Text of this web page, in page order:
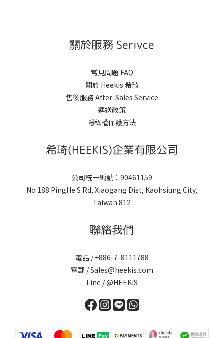
關於服務 Serivce
常見問題 FAQ
關於 Heekis 希琦
售後服務 After-Sales Service
運送政策
隱私權保護方法
希琦(HEEKIS)企業有限公司
公司統一編號：90461159
No 188 PingHe S Rd, Xiaogang Dist, Kaohsiung City,
Taiwan 812
聯絡我們
電話 / +886-7-8111788
電郵 / Sales@heekis.com
Line / @HEEKIS